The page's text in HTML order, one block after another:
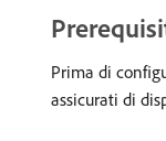
Prima di
assicurati di